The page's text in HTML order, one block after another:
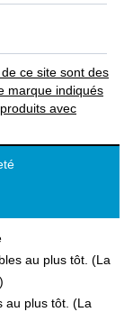
ce site sont des
marque indiqués
avec
au plus tôt. (La
au plus tôt. (La